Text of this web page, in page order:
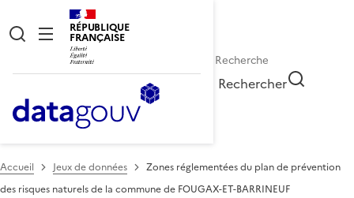
RÉPUBLIQUE
FRANÇAISE
Rechercher
Accueil Jeux de données
Zones réglementées du plan de prévention
des risques naturels de la commune de FOUGAX-ET-BARRINEUF